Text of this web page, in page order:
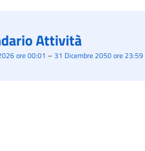
ore 00:01 – 31 Dicembre 2050 ore 23:59
Attività